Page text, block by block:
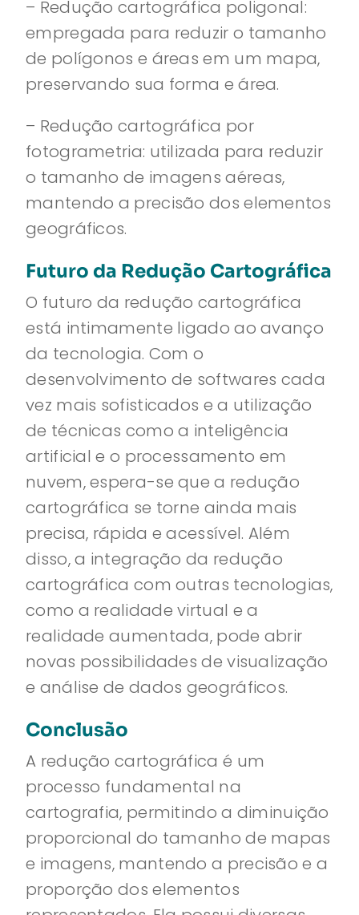
– Redução cartográfica poligonal:
empregada para reduzir o tamanho
de polígonos e áreas em um mapa,
preservando sua forma e área.
– Redução cartográfica por
fotogrametria: utilizada para reduzir
o tamanho de imagens aéreas,
mantendo a precisão dos elementos
geográficos.
Futuro da Redução Cartográfica
O futuro da redução cartográfica
está intimamente ligado ao avanço
da tecnologia. Com o
desenvolvimento de softwares cada
vez mais sofisticados e a utilização
de técnicas como a inteligência
artificial e o processamento em
nuvem, espera-se que a redução
cartográfica se torne ainda mais
precisa, rápida e acessível. Além
disso, a integração da redução
cartográfica com outras tecnologias,
como a realidade virtual e a
realidade aumentada, pode abrir
novas possibilidades de visualização
e análise de dados geográficos.
Conclusão
A redução cartográfica é um
processo fundamental na
cartografia, permitindo a diminuição
proporcional do tamanho de mapas
e imagens, mantendo a precisão e a
proporção dos elementos